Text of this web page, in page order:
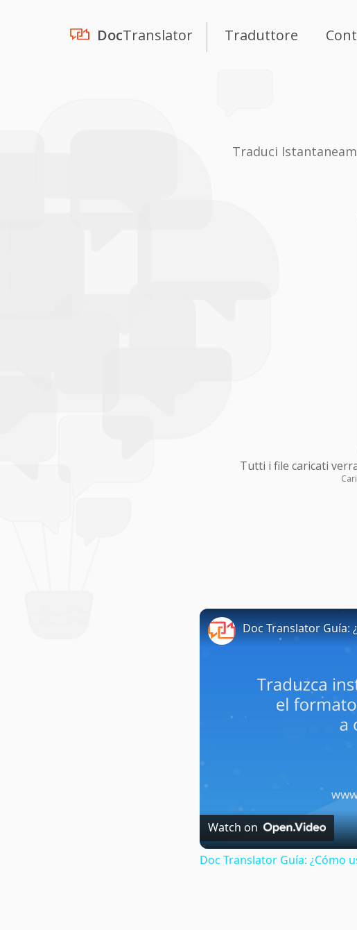
DocTranslator Traduttore
Traduci
Tutti i file caricati
Doc Translator Guía:
Watch on
Doc Translator Guía: ¿Cómo